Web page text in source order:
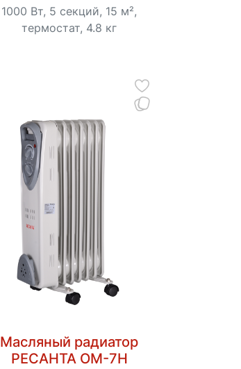
1000 Вт, 5 секций, 15 м²,
термостат, 4.8 кг
Масляный радиатор
РЕСАНТА ОМ-7Н